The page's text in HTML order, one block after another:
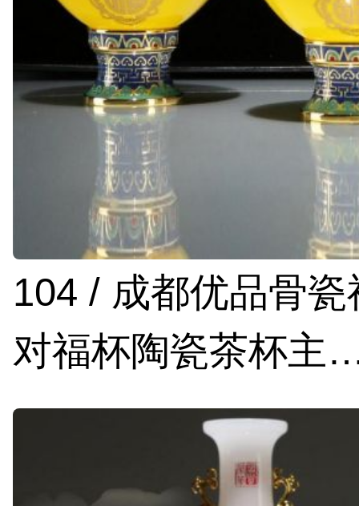
104 / 成都优品骨瓷
对福杯陶瓷茶杯主